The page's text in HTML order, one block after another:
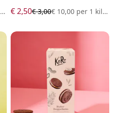
€ 2,50€ 3,00€ 10,00 per 1 kilogram